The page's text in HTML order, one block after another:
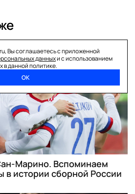
футбол
Марино. Вспоминаем
в истории сборной России
Вы соглашаетесь с приложенной
данныхи с использованием
в данной политике.
ОК